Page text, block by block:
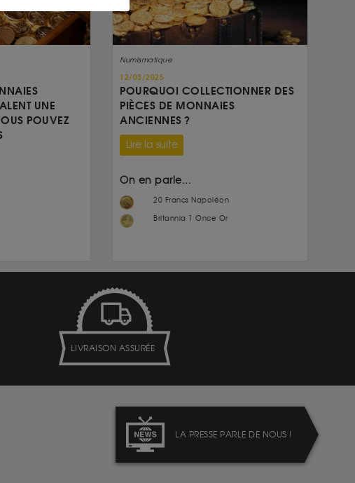
UNE
POUVEZ
Numismatique
12/03/2025
POURQUOI COLLECTIONNER DES
PIÈCES DE MONNAIES
ANCIENNES ?
Lire la suite
On en parle...
20 Francs Napoléon
Britannia 1 Once Or
LIVRAISON ASSURÉE
LA PRESSE PARLE DE NOUS !